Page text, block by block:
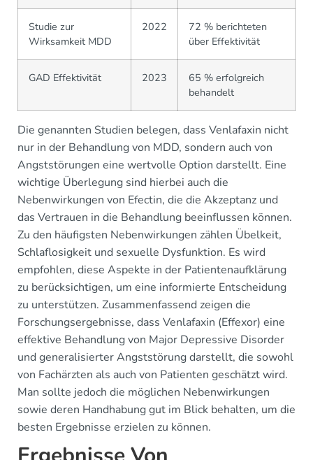
Studie zur
Wirksamkeit MDD
2022
72 % berichteten
über Effektivität
GAD Effektivität 2023
65 % erfolgreich
behandelt
Die genannten Studien belegen, dass Venlafaxin nicht
nur in der Behandlung von MDD, sondern auch von
Angststörungen eine wertvolle Option darstellt. Eine
wichtige Überlegung sind hierbei auch die
Nebenwirkungen von Efectin, die die Akzeptanz und
das Vertrauen in die Behandlung beeinflussen können.
Zu den häufigsten Nebenwirkungen zählen Übelkeit,
Schlaflosigkeit und sexuelle Dysfunktion. Es wird
empfohlen, diese Aspekte in der Patientenaufklärung
zu berücksichtigen, um eine informierte Entscheidung
zu unterstützen. Zusammenfassend zeigen die
Forschungsergebnisse, dass Venlafaxin (Effexor) eine
effektive Behandlung von Major Depressive Disorder
und generalisierter Angststörung darstellt, die sowohl
von Fachärzten als auch von Patienten geschätzt wird.
Man sollte jedoch die möglichen Nebenwirkungen
sowie deren Handhabung gut im Blick behalten, um die
besten Ergebnisse erzielen zu können.